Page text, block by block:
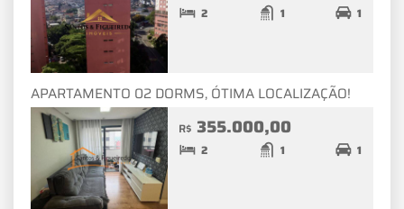
2 1 1
APARTAMENTO 02 DORMS, ÓTIMA LOCALIZAÇÃO!
R$ 355.000,00
2 1 1